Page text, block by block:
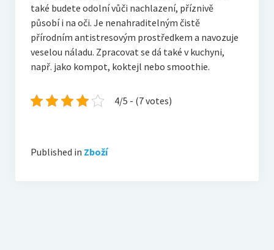
také budete odolní vůči nachlazení, příznivě
působí i na oči. Je nenahraditelným čistě
přírodním antistresovým prostředkem a navozuje
veselou náladu. Zpracovat se dá také v kuchyni,
např. jako kompot, koktejl nebo smoothie.
4/5 - (7 votes)
Published in Zboží